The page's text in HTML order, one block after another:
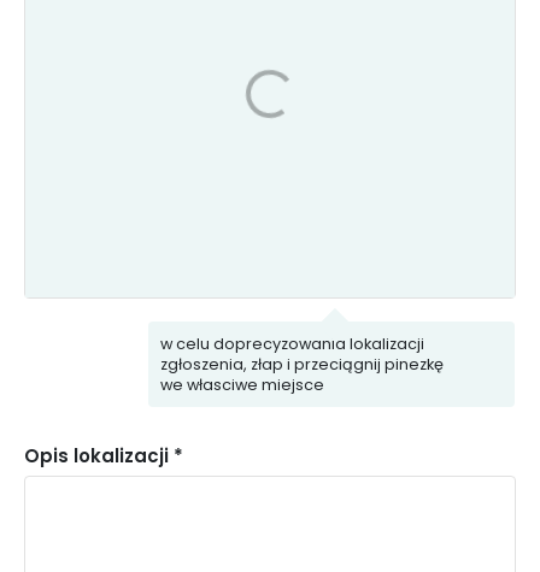
Społeczna
w celu doprecyzowania lokalizacji
zgłoszenia, złap i przeciągnij pinezkę
we własciwe miejsce
Opis lokalizacji *